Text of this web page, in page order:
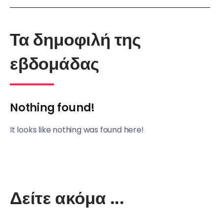
Τα δημοφιλή της
εβδομάδας
Nothing found!
It looks like nothing was found here!
Δείτε ακόμα ...